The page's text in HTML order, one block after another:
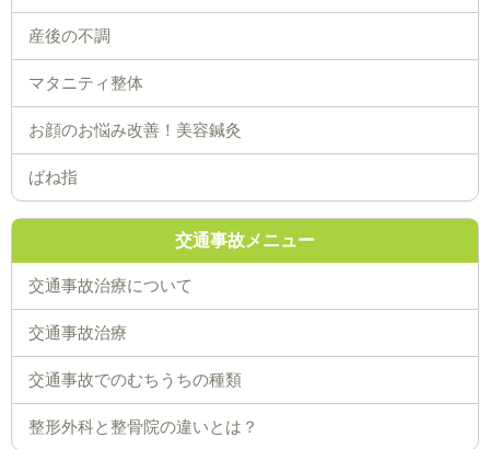
産後の不調
マタニティ整体
お顔のお悩み改善！美容鍼灸
ばね指
交通事故メニュー
交通事故治療について
交通事故治療
交通事故でのむちうちの種類
整形外科と整骨院の違いとは？